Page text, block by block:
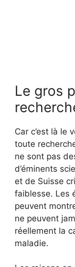
Le gros
Car c’est là le
toute
ne sont pas
d’éminents
et de Suisse
faiblesse. Les
peuvent
ne peuvent
réellement la
maladie.